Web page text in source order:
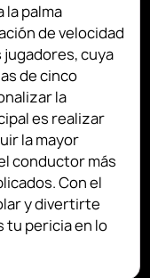
la palma
de velocidad
jugadores, cuya
de cinco
la
es realizar
la mayor
conductor más
Con el
y divertirte
tu pericia en lo